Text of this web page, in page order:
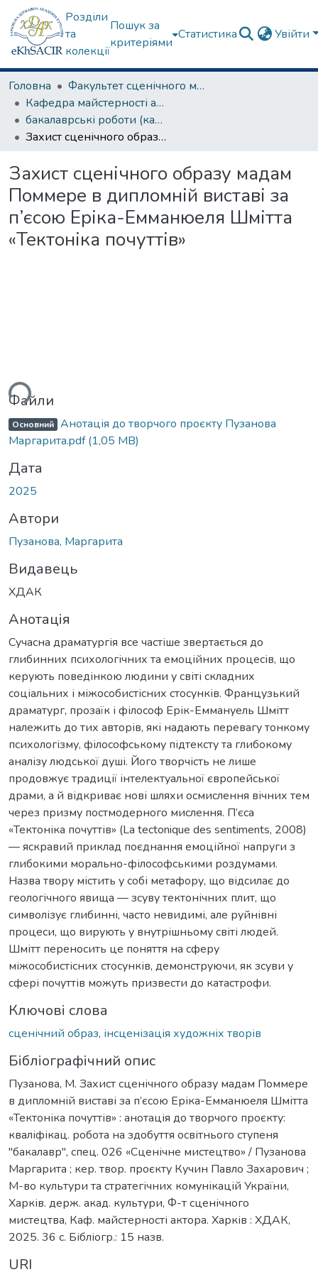
Розділи
та
колекції
Пошук за
критеріями
Статистика Увійти
Головна
Факультет сценічного мистецтва
Кафедра майстерності актора
бакалаврські роботи (кафедра майстерності актора)
Захист сценічного образу мадам Поммере в дипломній виставі за п’єсою Еріка-Емманюеля Шмітта «Тектоніка почуттів»
Захист сценічного образу мадам
Поммере в дипломній виставі за
п’єсою Еріка-Емманюеля Шмітта
«Тектоніка почуттів»
Файли
Основний Анотація до творчого проєкту Пузанова
Маргарита.pdf(1,05 MB)
Дата
2025
Автори
Пузанова, Маргарита
Видавець
ХДАК
Анотація
Сучасна драматургія все частіше звертається до
глибинних психологічних та емоційних процесів, що
керують поведінкою людини у світі складних
соціальних і міжособистісних стосунків. Французький
драматург, прозаїк і філософ Ерік-Еммануель Шмітт
належить до тих авторів, які надають перевагу тонкому
психологізму, філософському підтексту та глибокому
аналізу людської душі. Його творчість не лише
продовжує традиції інтелектуальної європейської
драми, а й відкриває нові шляхи осмислення вічних тем
через призму постмодерного мислення. П’єса
«Тектоніка почуттів» (La tectonique des sentiments, 2008)
— яскравий приклад поєднання емоційної напруги з
глибокими морально-філософськими роздумами.
Назва твору містить у собі метафору, що відсилає до
геологічного явища — зсуву тектонічних плит, що
символізує глибинні, часто невидимі, але руйнівні
процеси, що вирують у внутрішньому світі людей.
Шмітт переносить це поняття на сферу
міжособистісних стосунків, демонструючи, як зсуви у
сфері почуттів можуть призвести до катастрофи.
Ключові слова
сценічний образ, інсценізація художніх творів
Бібліографічний опис
Пузанова, М. Захист сценічного образу мадам Поммере
в дипломній виставі за п’єсою Еріка-Емманюеля Шмітта
«Тектоніка почуттів» : анотація до творчого проєкту:
кваліфікац. робота на здобуття освітнього ступеня
"бакалавр", спец. 026 «Сценічне мистецтво» / Пузанова
Маргарита ; кер. твор. проєкту Кучин Павло Захарович ;
М-во культури та стратегічних комунікацій України,
Харків. держ. акад. культури, Ф-т сценічного
мистецтва, Каф. майстерності актора. Харків : ХДАК,
2025. 36 с. Бібліогр.: 15 назв.
URI